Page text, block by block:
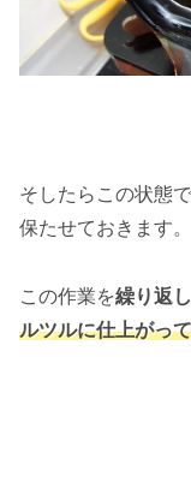
そしたらこの状態
保たせておきます。
この作業を繰り返
ルツルに仕上がっ